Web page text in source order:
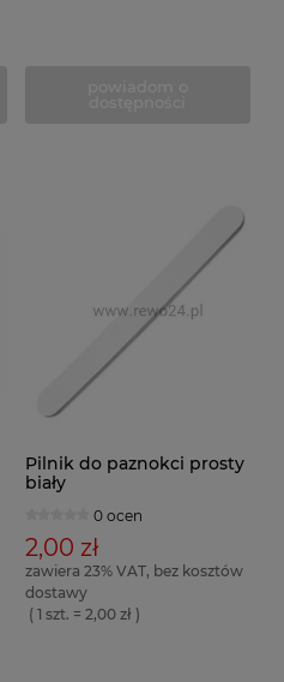
Pilnik do paznokci prosty
biały
0 ocen
2,00 zł
zawiera 23% VAT, bez kosztów
dostawy
( 1 szt. = 2,00 zł )